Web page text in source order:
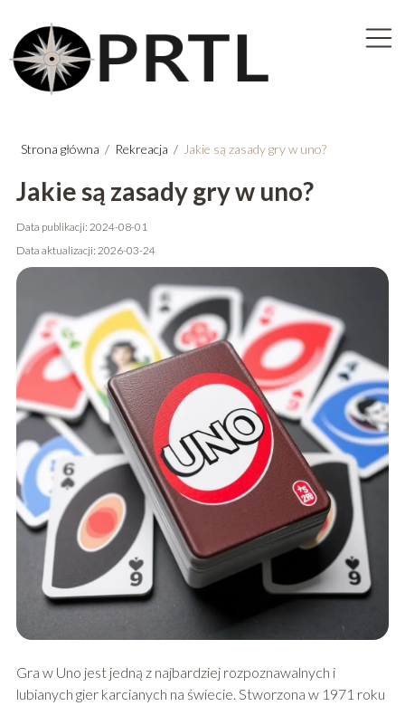
Strona główna / Rekreacja / Jakie są zasady gry w uno?
Jakie są zasady gry w uno?
Data publikacji: 2024-08-01
Data aktualizacji: 2026-03-24
Gra w Uno jest jedną z najbardziej rozpoznawalnych i
lubianych gier karcianych na świecie. Stworzona w 1971 roku